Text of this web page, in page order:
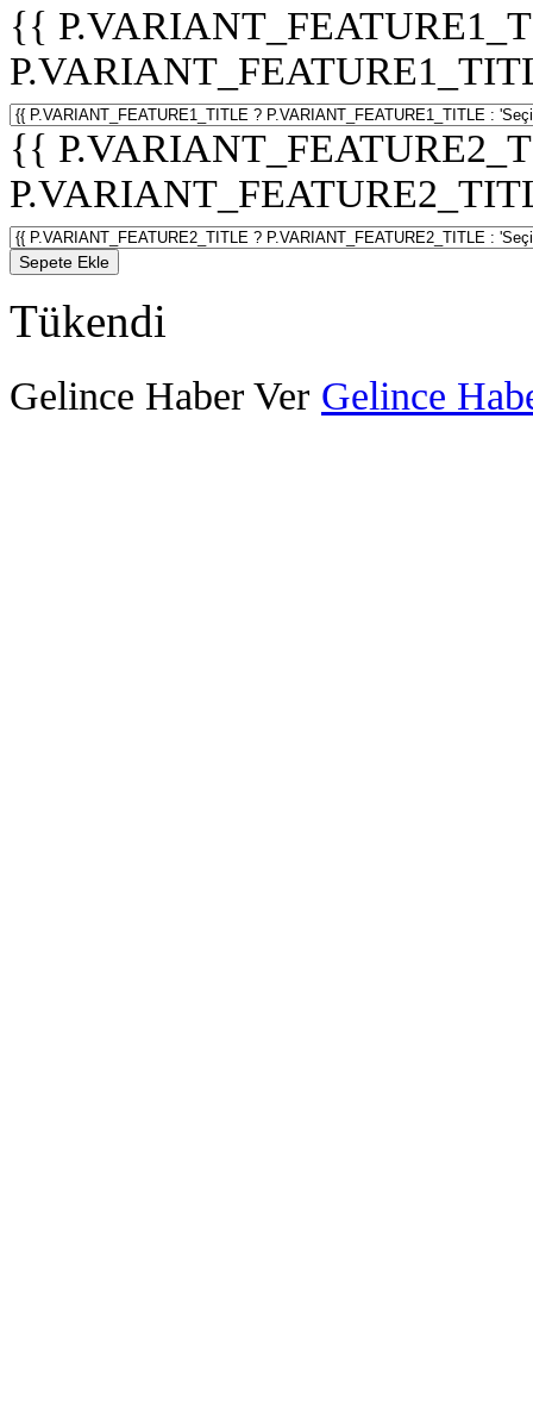
{{
{{
Sepete Ekle
Tükendi
Gelince Haber Ver Gelince